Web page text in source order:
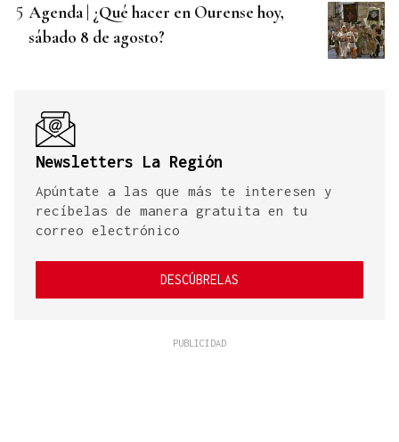
Agenda | ¿Qué hacer en Ourense hoy,
sábado 8 de agosto?
Newsletters La Región
Apúntate a las que más te interesen y
recíbelas de manera gratuita en tu
correo electrónico
DESCÚBRELAS